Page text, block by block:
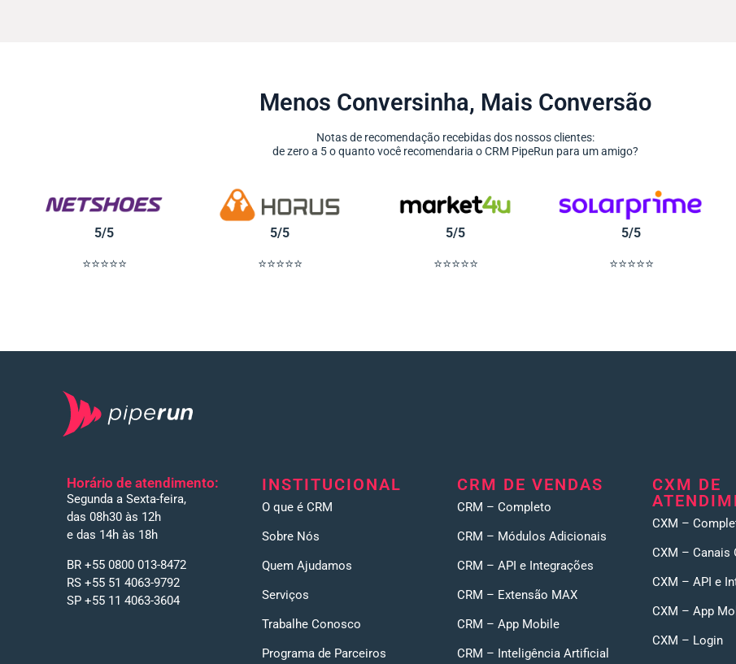
Menos Conversinha, Mais Conversão
Notas de recomendação recebidas dos nossos clientes:
de zero a 5 o quanto você recomendaria o CRM PipeRun para um amigo?
5/5
⭐⭐⭐⭐⭐
5/5
⭐⭐⭐⭐⭐
5/5
⭐⭐⭐⭐⭐
5/5
⭐⭐⭐⭐⭐
Horário de atendimento:
Segunda a Sexta-feira,
das 08h30 às 12h
e das 14h às 18h
BR +55 0800 013-8472
RS +55 51 4063-9792
SP +55 11 4063-3604
INSTITUCIONAL
O que é CRM
Sobre Nós
Quem Ajudamos
Serviços
Trabalhe Conosco
Programa de Parceiros
CRM DE VENDAS
CRM – Completo
CRM – Módulos Adicionais
CRM – API e Integrações
CRM – Extensão MAX
CRM – App Mobile
CRM – Inteligência Artificial
CXM DE
CXM –
CXM – Canais
CXM – API e
CXM – App
CXM – Login